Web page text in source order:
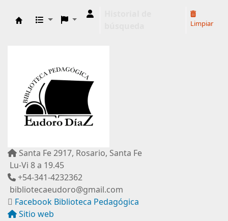
Limpiar
Santa Fe 2917, Rosario, Santa Fe
Lu-Vi 8 a 19.45
+54-341-4232362
bibliotecaeudoro@gmail.com
Facebook Biblioteca Pedagógica
Sitio web